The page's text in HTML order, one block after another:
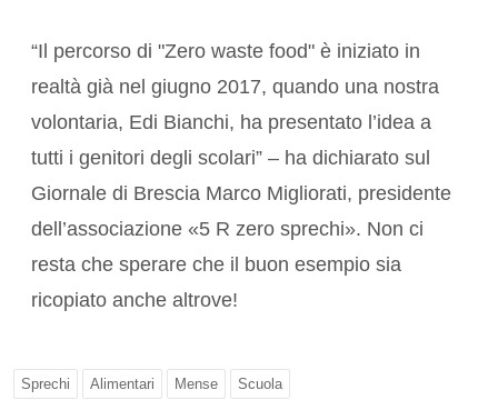
“Il percorso di "Zero waste food" è iniziato in
realtà già nel giugno 2017, quando una nostra
volontaria, Edi Bianchi, ha presentato l’idea a
tutti i genitori degli scolari” – ha dichiarato sul
Giornale di Brescia Marco Migliorati, presidente
dell’associazione «5 R zero sprechi». Non ci
resta che sperare che il buon esempio sia
ricopiato anche altrove!
Sprechi Alimentari Mense Scuola